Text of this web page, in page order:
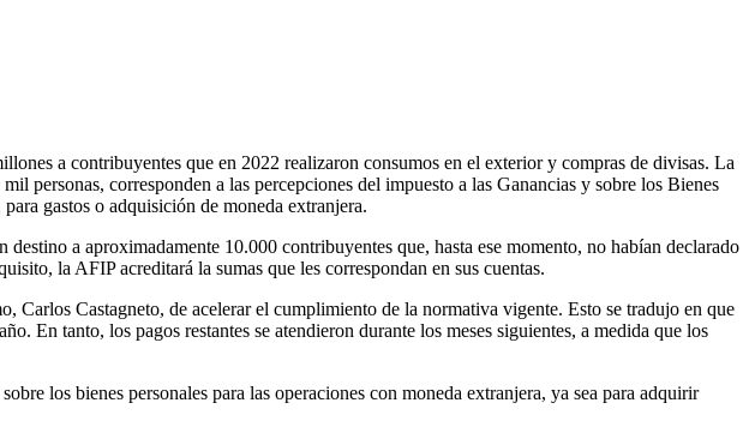
a contribuyentes que en 2022 realizaron consumos en el exterior y compras de divisas. La
personas, corresponden a las percepciones del impuesto a las Ganancias y sobre los Bienes
gastos o adquisición de moneda extranjera.
a aproximadamente 10.000 contribuyentes que, hasta ese momento, no habían declarado
la AFIP acreditará la sumas que les correspondan en sus cuentas.
Carlos Castagneto, de acelerar el cumplimiento de la normativa vigente. Esto se tradujo en que
En tanto, los pagos restantes se atendieron durante los meses siguientes, a medida que los
los bienes personales para las operaciones con moneda extranjera, ya sea para adquirir